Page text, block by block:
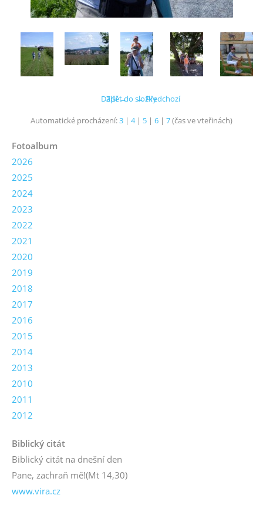
← Předchozí
Další →
Zpět do složky
Automatické procházení:3 | 4| 5 | 6 | 7(čas ve vteřinách)
Fotoalbum
2026
2025
2024
2023
2022
2021
2020
2019
2018
2017
2016
2015
2014
2013
2010
2011
2012
Biblický citát
Biblický citát na dnešní den
Pane, zachraň mě!(Mt 14,30)
www.vira.cz